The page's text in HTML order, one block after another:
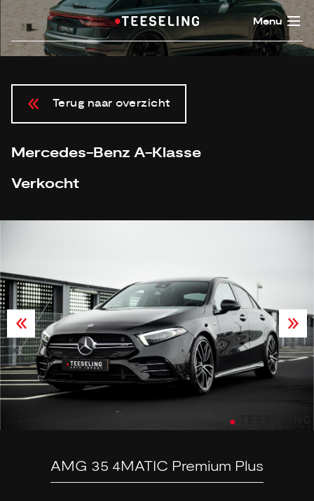
Menu
Terug naar overzicht
Mercedes-Benz A-Klasse
Verkocht
AMG 35 4MATIC Premium Plus